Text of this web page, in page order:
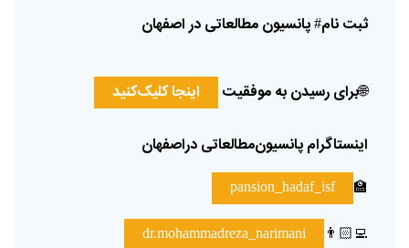
ثبتنام# پانسیونمطالعاتیدراصفهان
🌐برایرسیدنبهموفقیت اینجاکلیک‌کنید
اینستاگرامپانسیون‌مطالعاتیدراصفهان
🏫
pansion_hadaf_isf
👨🏻‍💻
dr.mohammadreza_narimani